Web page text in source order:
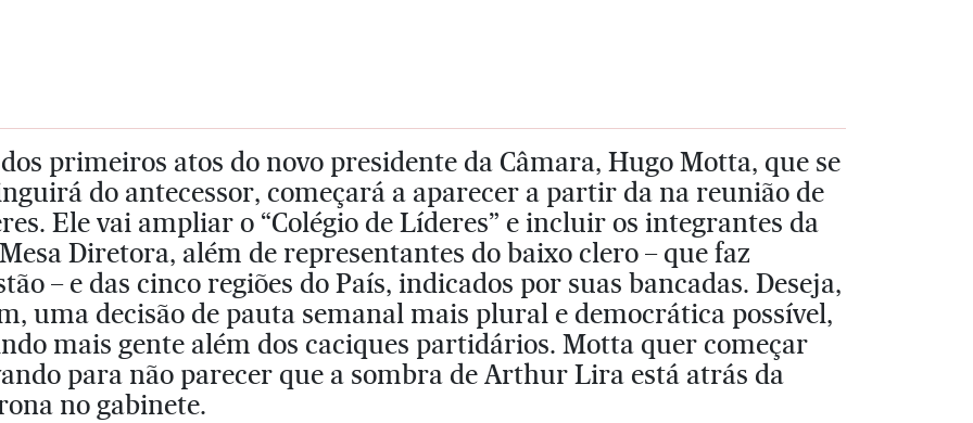
primeiros atos do novo presidente da Câmara, Hugo Motta, que se
do antecessor, começará a aparecer a partir da na reunião de
Ele vai ampliar o “Colégio de Líderes” e incluir os integrantes da
Diretora, além de representantes do baixo clero – que faz
– e das cinco regiões do País, indicados por suas bancadas. Deseja,
uma decisão de pauta semanal mais plural e democrática possível,
mais gente além dos caciques partidários. Motta quer começar
para não parecer que a sombra de Arthur Lira está atrás da
no gabinete.